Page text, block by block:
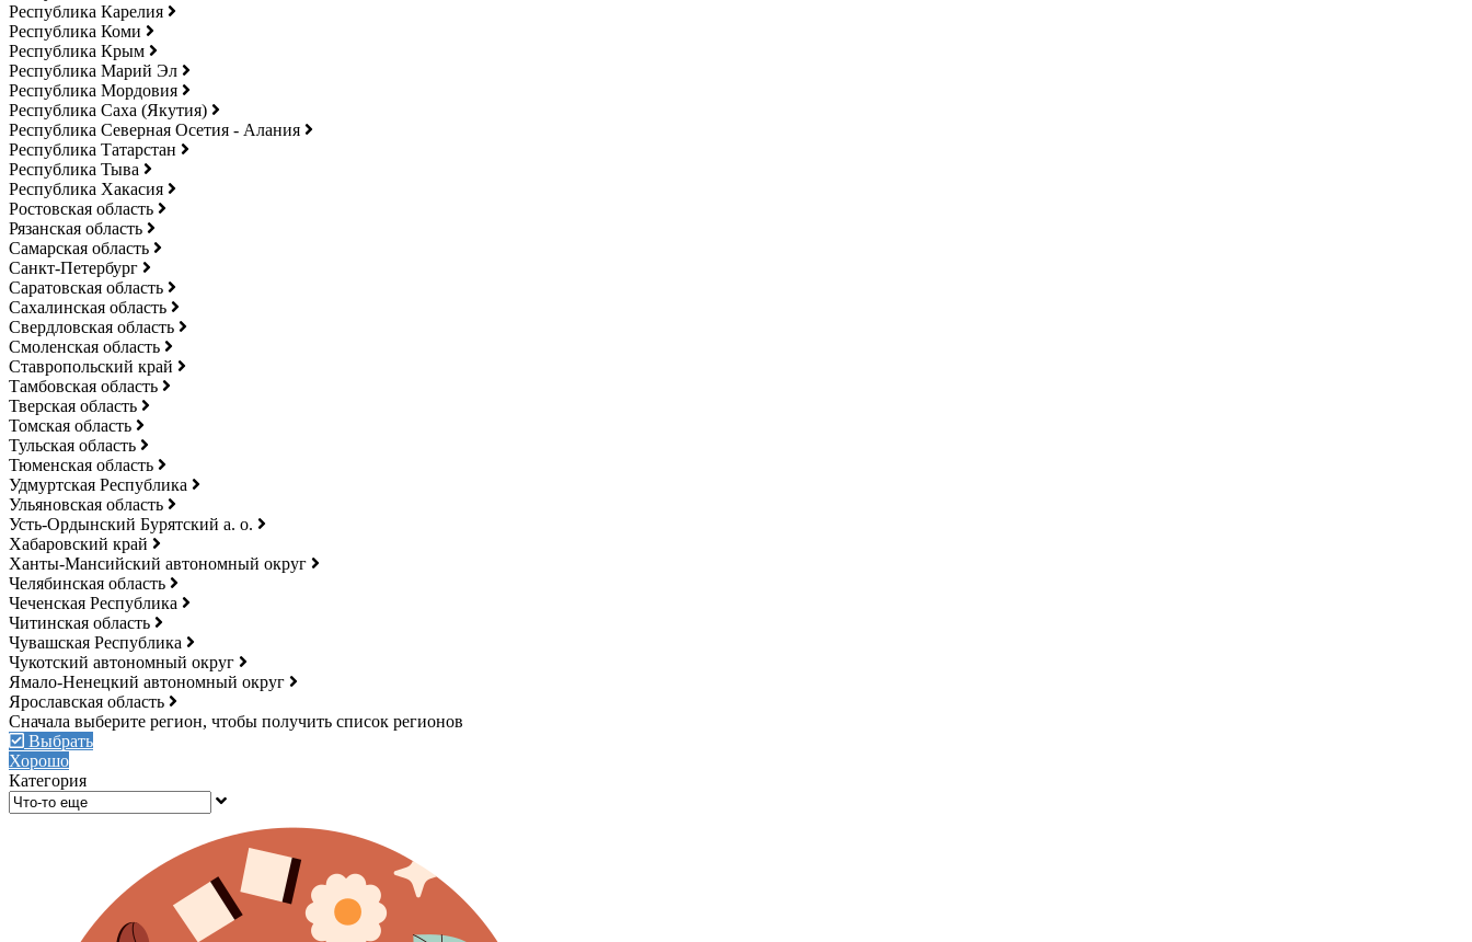
Республика Карелия
Республика Коми
Республика Крым
Республика Марий Эл
Республика Мордовия
Республика Саха (Якутия)
Республика Северная Осетия - Алания
Республика Татарстан
Республика Тыва
Республика Хакасия
Ростовская область
Рязанская область
Самарская область
Санкт-Петербург
Саратовская область
Сахалинская область
Свердловская область
Смоленская область
Ставропольский край
Тамбовская область
Тверская область
Томская область
Тульская область
Тюменская область
Удмуртская Республика
Ульяновская область
Усть-Ордынский Бурятский а. о.
Хабаровский край
Ханты-Мансийский автономный округ
Челябинская область
Чеченская Республика
Читинская область
Чувашская Республика
Чукотский автономный округ
Ямало-Ненецкий автономный округ
Ярославская область
Выбрать
Хорошо
Категория